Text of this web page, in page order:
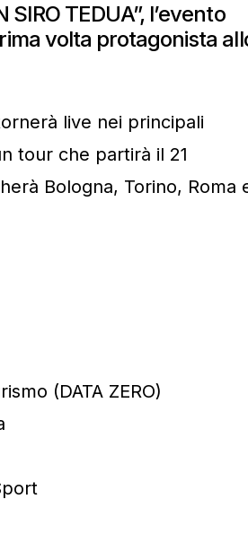
TEDUA”, l’evento
volta protagonista
live nei principali
tour che partirà il 21
Bologna, Torino, Roma
(DATA ZERO)